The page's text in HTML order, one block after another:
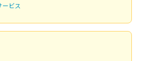
ービス